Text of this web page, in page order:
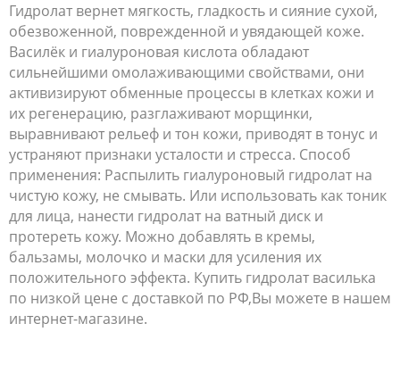
Гидролат вернет мягкость, гладкость и сияние сухой,
обезвоженной, поврежденной и увядающей коже.
Василёк и гиалуроновая кислота обладают
сильнейшими омолаживающими свойствами, они
активизируют обменные процессы в клетках кожи и
их регенерацию, разглаживают морщинки,
выравнивают рельеф и тон кожи, приводят в тонус и
устраняют признаки усталости и стресса. Способ
применения: Распылить гиалуроновый гидролат на
чистую кожу, не смывать. Или использовать как тоник
для лица, нанести гидролат на ватный диск и
протереть кожу. Можно добавлять в кремы,
бальзамы, молочко и маски для усиления их
положительного эффекта. Купить гидролат василька
по низкой цене с доставкой по РФ,Вы можете в нашем
интернет-магазине.